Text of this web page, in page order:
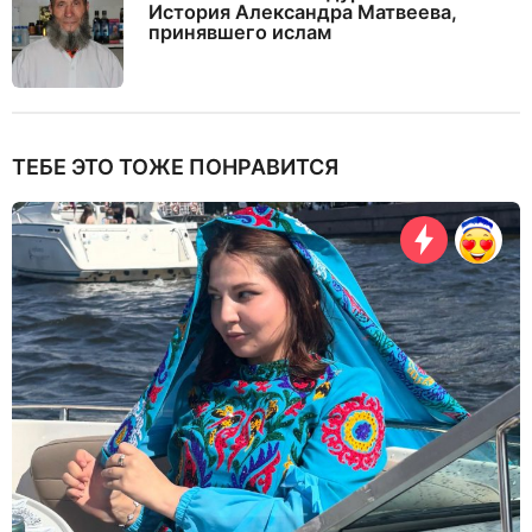
История Александра Матвеева,
принявшего ислам
ТЕБЕ ЭТО ТОЖЕ ПОНРАВИТСЯ